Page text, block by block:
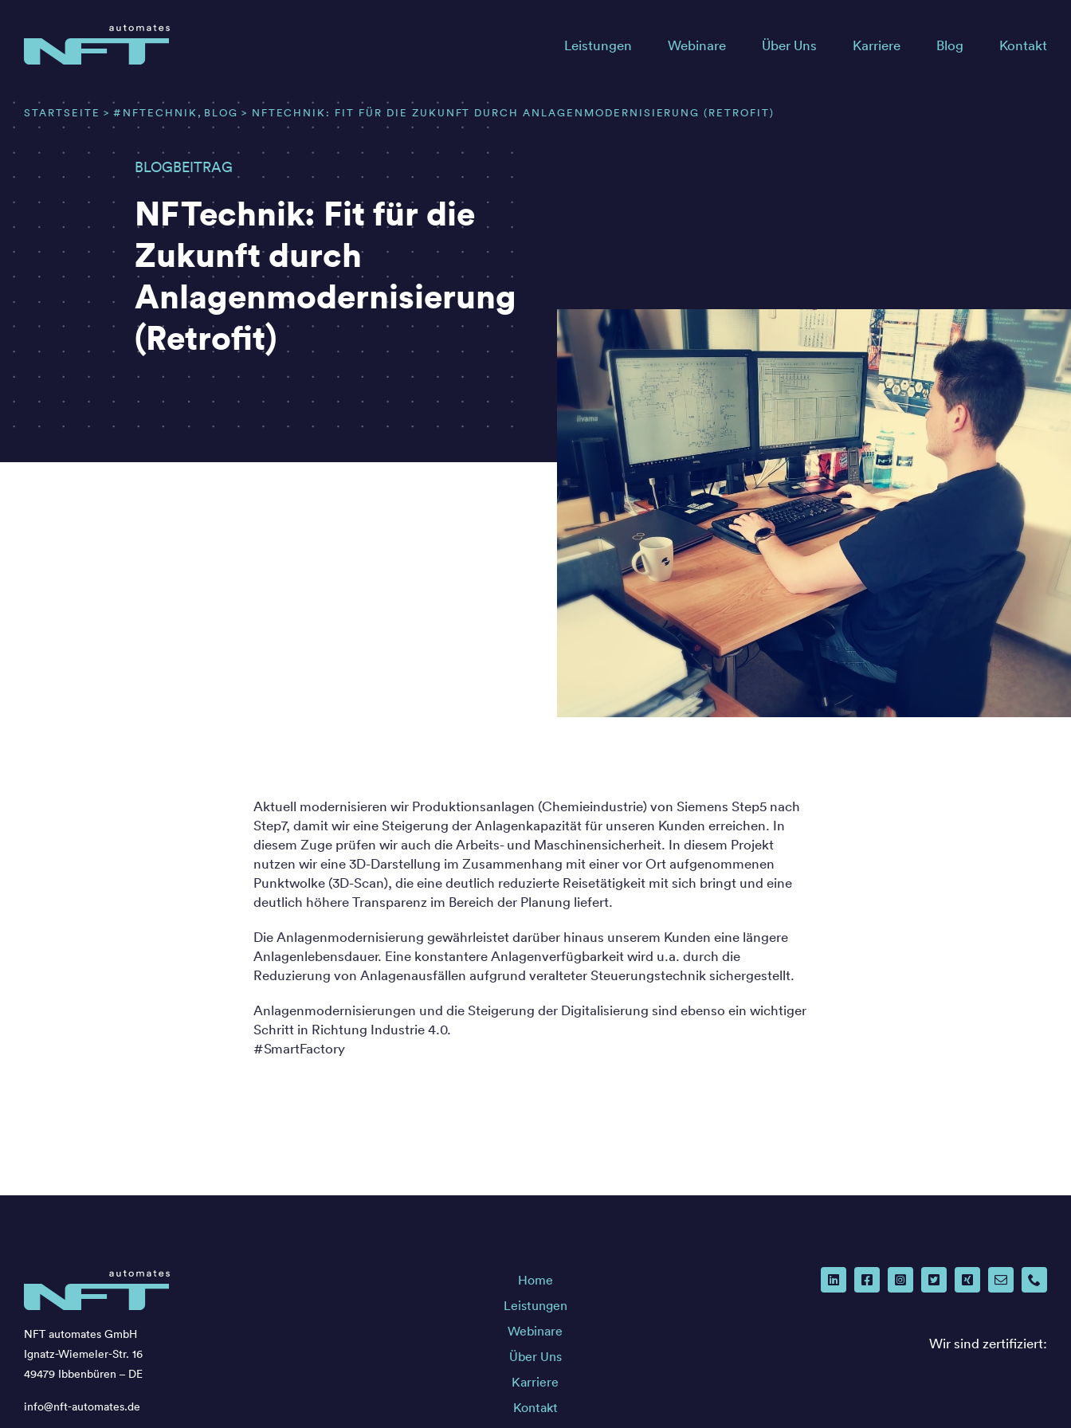
springen
Leistungen Webinare Über Uns Karriere Blog Kontakt
STARTSEITE #NFTECHNIK BLOG NFTECHNIK: FIT FÜR DIE ZUKUNFT DURCH ANLAGENMODERNISIERUNG (RETROFIT)
BLOGBEITRAG
NFTechnik: Fit für die
Zukunft durch
Anlagenmodernisierung
(Retrofit)
Aktuell modernisieren wir Produktionsanlagen (Chemieindustrie) von Siemens Step5 nach
Step7, damit wir eine Steigerung der Anlagenkapazität für unseren Kunden erreichen. In
diesem Zuge prüfen wir auch die Arbeits- und Maschinensicherheit. In diesem Projekt
nutzen wir eine 3D-Darstellung im Zusammenhang mit einer vor Ort aufgenommenen
Punktwolke (3D-Scan), die eine deutlich reduzierte Reisetätigkeit mit sich bringt und eine
deutlich höhere Transparenz im Bereich der Planung liefert.
Die Anlagenmodernisierung gewährleistet darüber hinaus unserem Kunden eine längere
Anlagenlebensdauer. Eine konstantere Anlagenverfügbarkeit wird u.a. durch die
Reduzierung von Anlagenausfällen aufgrund veralteter Steuerungstechnik sichergestellt.
Anlagenmodernisierungen und die Steigerung der Digitalisierung sind ebenso ein wichtiger
Schritt in Richtung Industrie 4.0.
#SmartFactory
NFT automates GmbH
Ignatz-Wiemeler-Str. 16
49479 Ibbenbüren – DE
info@nft-automates.de
Home
Leistungen
Webinare
Über Uns
Karriere
Kontakt
Wir sind zertifiziert: